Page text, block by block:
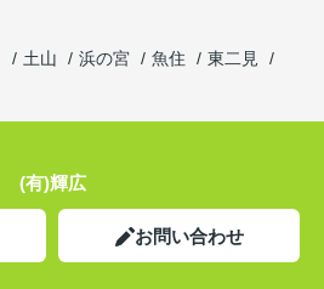
土山 浜の宮 魚住
東二見
(有)輝広
お問い合わせ